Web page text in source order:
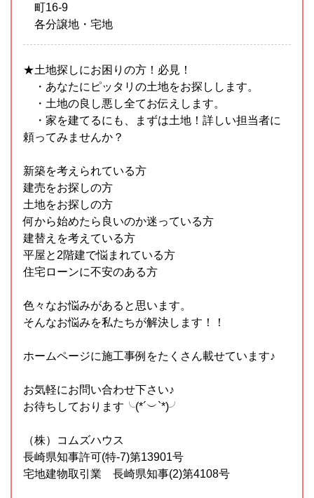
町16-9
各分譲地・宅地
★土地探しにお困りの方！必見！
・あなたにピッタリの土地をお探しします。
・土地の良し悪し全てお伝えします。
・家を建てるにも、まずは土地！詳しい担当者に
頼ってみませんか？
新築を考えられている方
建売をお探しの方
土地をお探しの方
何から始めたら良いのか迷っている方
建替えを考えている方
平屋と2階建で悩まれている方
住宅ローンに不安のある方
色々なお悩みがあると思います。
そんなお悩みを私たちが解決します！！
ホームページに施工事例をたくさん載せています♪
お気軽にお問い合わせ下さい♪
お待ちしております╰(*´︶`*)╯
（株）コムズハウス
長崎県知事許可(特-7)第13901号
宅地建物取引業 長崎県知事(2)第4108号